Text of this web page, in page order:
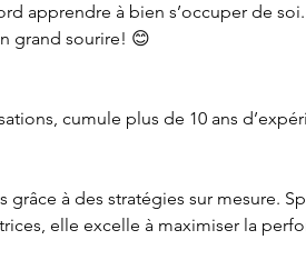
apprendre à bien s’occuper de soi.
grand sourire! 😊
cumule plus de 10 ans
à des stratégies sur mesure.
elle excelle à maximiser la